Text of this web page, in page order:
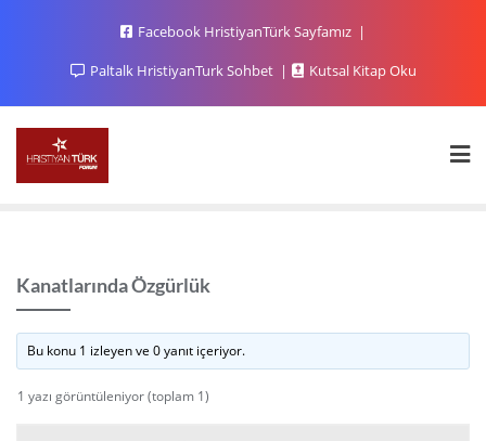
Facebook HristiyanTürk Sayfamız
Paltalk HristiyanTurk Sohbet
Kutsal Kitap Oku
Kanatlarında Özgürlük
Bu konu 1 izleyen ve 0 yanıt içeriyor.
1 yazı görüntüleniyor (toplam 1)